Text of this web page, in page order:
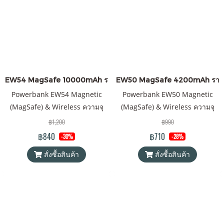
EW54 MagSafe 10000mAh ราคาส่ง 20 ชิ้น +
Powerbank EW54 Magnetic
(MagSafe) & Wireless ความจุ
10000mAh QC 3.0 | PD 20W
แบตสำรอง ไร้สาย Battery Pack
PowerBank (พาวเวอร์แบงค์)
Wireless Charger Orsen by
฿1,200
฿840 -30%
สั่งซื้อสินค้า
EW50 MagSafe 4200mAh รา
Powerbank EW50 Magnetic
(MagSafe) & Wireless ความจุ
4200mAh QC 3.0 | PD 15W พา
วเวอร์แบงค์ Orsen by Eloop ของ
แท้ 100% ได้รับมาตรฐาน
มอก.2879-2560 แถมฟรี! ซองใส่
฿990
฿710 -28%
สั่งซื้อสินค้า